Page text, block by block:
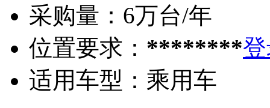
采购量： 6万台/年
位置要求： ********
适用车型： 乘用车